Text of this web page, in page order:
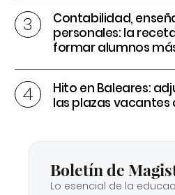
Contabilidad,
personales: la
formar alumnos
Hito en Baleares:
las plazas vacantes
Boletín de
Lo esencial de la